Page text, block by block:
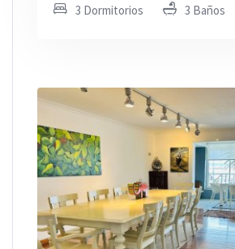
3 Dormitorios 3 Baños